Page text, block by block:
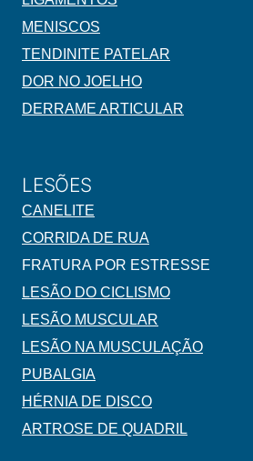
MENISCOS
TENDINITE PATELAR
DOR NO JOELHO
DERRAME ARTICULAR
LESÕES
CANELITE
CORRIDA DE RUA
FRATURA POR ESTRESSE
LESÃO DO CICLISMO
LESÃO MUSCULAR
LESÃO NA MUSCULAÇÃO
PUBALGIA
HÉRNIA DE DISCO
ARTROSE DE QUADRIL